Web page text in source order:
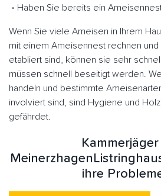
Haben Sie bereits ein
Wenn Sie viele Ameisen in Ihrem
mit einem Ameisennest rechnen
etabliert sind, können sie sehr
müssen schnell beseitigt werden.
handeln und bestimmte
involviert sind, sind Hygiene und
gefährdet.
Kammerjäger
ihre